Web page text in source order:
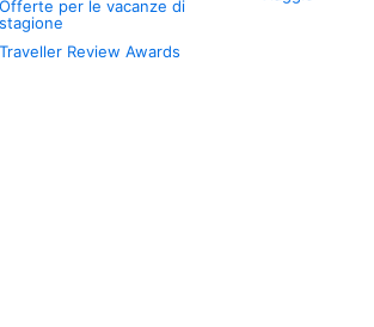
Offerte per le vacanze di
stagione
Traveller Review Awards